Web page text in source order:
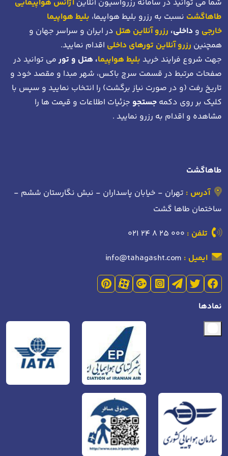
شما می توانید در سامانه رزرواسیون آنلاینآژانس هواپیمایی
طاهاگشت نسبت به رزرو بلیط هواپیما، بلیط هواپیما
خارجی و داخلی، رزرو آنلاین هتل در ایران و سراسر جهان و
همچنین رزرو آنلاین تورهای داخلی اقدام نمایید.
جهت شروع فرایند خرید بلیط هواپیما، هتل و تورمی توانید در
صفحات مرتبط در قسمت سرچ باکس، شهر مبدا و مقصد خود و
تاریخ رفت (و در صورت نیاز برگشت) را انتخاب نمایید و سپس با
کلیک بر روی دکمه جستجو جزئیات اطلاعات و قیمت ها را
مشاهده و اقدام به رزرو نمایید .
طاهاگشت
آدرس : تهران - خیابان پاسداران - نبش نگارستان ششم -
ساختمان طاها گشت
تلفن : 021 24 8 25 000
ایمیل : info@tahagasht.com
نمادها